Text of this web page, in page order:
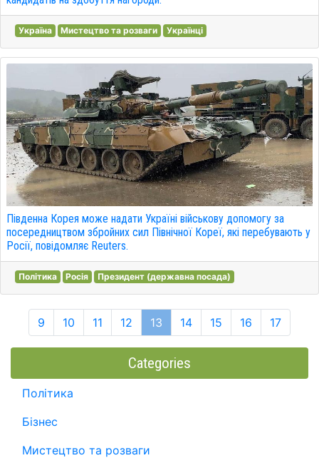
Україна Мистецтво та розваги Українці
Південна Корея може надати Україні військову допомогу за
посередництвом збройних сил Північної Кореї, які перебувають у
Росії, повідомляє Reuters.
Політика Росія Президент (державна посада)
9 10 11 12 13 14 15 16 17
Categories
Політика
Бізнес
Мистецтво та розваги